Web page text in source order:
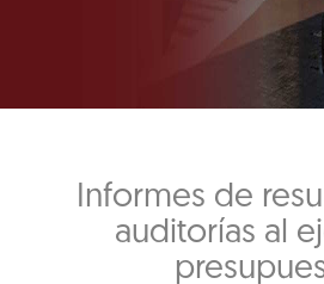
Informes de
auditorías al